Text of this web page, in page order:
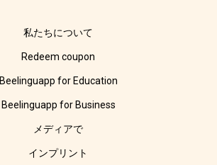
私たちについて
Redeem coupon
Beelinguapp for Education
Beelinguapp for Business
メディアで
インプリント